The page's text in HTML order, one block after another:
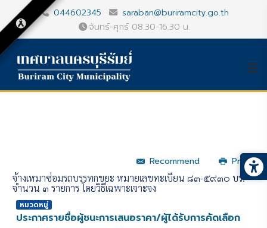
044602345
saraban@buriramcity.go.th
จันทร์-ศุกร์ 08.30-16.30 น.
Recommend
Print
จ้างเหมาซ่อมรถบรรทุกขยะ หมายเลขทะเบียน ๘๓-๕๙๓๐ บร.
จำนวน ๓ รายการ โดยวิธีเฉพาะเจาะจง
หมวดหมู่
ประกาศรายชื่อผู้ชนะการเสนอราคา/ผู้ได้รับการคัดเลือก